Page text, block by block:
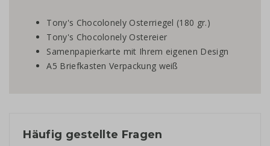
Tony's Chocolonely Osterriegel (180 gr.)
Tony's Chocolonely Ostereier
Samenpapierkarte mit Ihrem eigenen Design
A5 Briefkasten Verpackung weiß
Häufig gestellte Fragen